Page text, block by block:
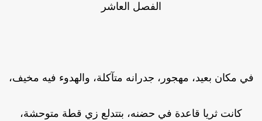
الفصل العاشر
مكان بعيد، مهجور، جدرانه متآكلة، والهدوء فيه مخيف،
كانت ثريا قاعدة في حضنه، بتتدلع زي قطة متوحشة،